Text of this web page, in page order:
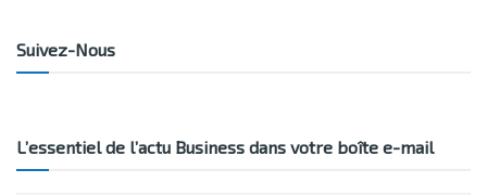
Suivez-Nous
L’essentiel de l’actu Business dans votre boîte e-mail